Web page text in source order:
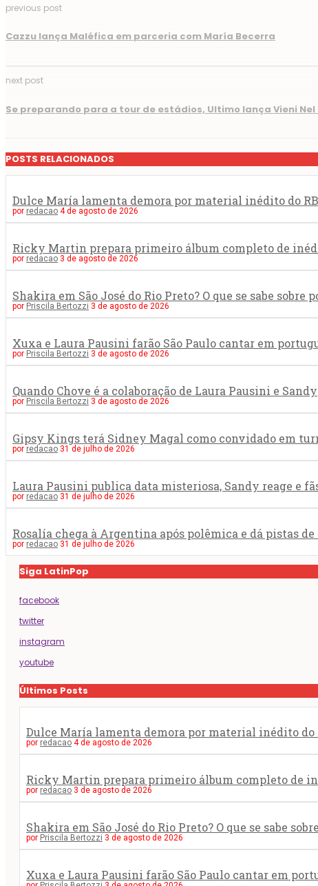
previous post
Cazzu lança Maléfica em parceria com María Becerra
next post
Se preparando para a tour de estádios, Ultimo lança Vieni Nel
POSTS RELACIONADOS
Dulce María lamenta demora por material inédito do
por redacao 4 de agosto de 2026
Ricky Martin prepara primeiro álbum completo de
por redacao 3 de agosto de 2026
Shakira em São José do Rio Preto? O que se sabe sobre
por Priscila Bertozzi 3 de agosto de 2026
Xuxa e Laura Pausini farão São Paulo cantar em
por Priscila Bertozzi 3 de agosto de 2026
Quando Chove é a colaboração de Laura Pausini e Sandy
por Priscila Bertozzi 3 de agosto de 2026
Gipsy Kings terá Sidney Magal como convidado em
por redacao 31 de julho de 2026
Laura Pausini publica data misteriosa, Sandy reage e
por redacao 31 de julho de 2026
Rosalía chega à Argentina após polêmica e dá pistas
por redacao 31 de julho de 2026
Siga LatinPop
facebook
twitter
instagram
youtube
Últimos Posts
Dulce María lamenta demora por material inédito do
por redacao 4 de agosto de 2026
Ricky Martin prepara primeiro álbum completo de
por redacao 3 de agosto de 2026
Shakira em São José do Rio Preto? O que se sabe
por Priscila Bertozzi 3 de agosto de 2026
Xuxa e Laura Pausini farão São Paulo cantar em